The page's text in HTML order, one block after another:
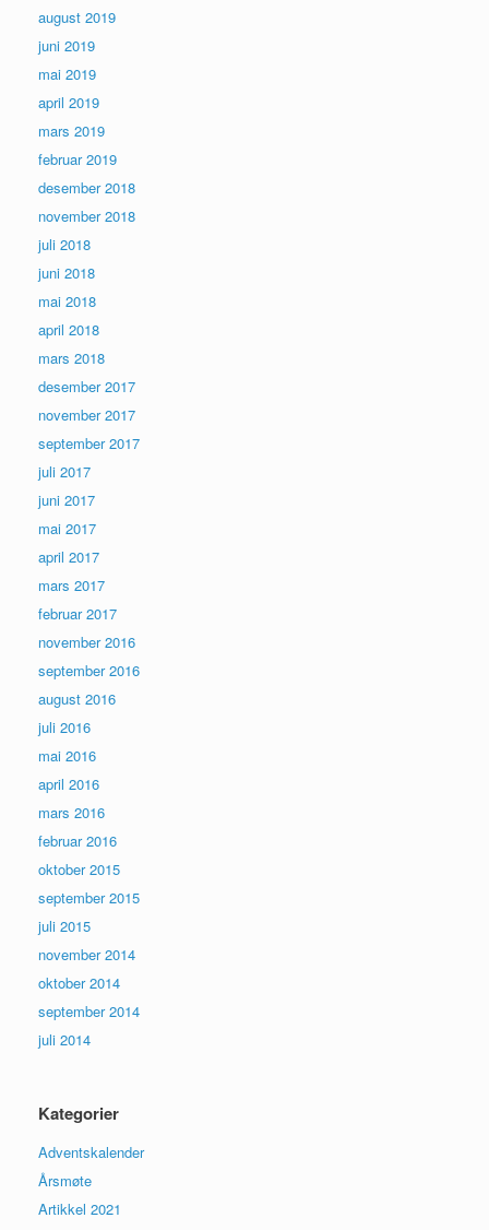
august 2019
juni 2019
mai 2019
april 2019
mars 2019
februar 2019
desember 2018
november 2018
juli 2018
juni 2018
mai 2018
april 2018
mars 2018
desember 2017
november 2017
september 2017
juli 2017
juni 2017
mai 2017
april 2017
mars 2017
februar 2017
november 2016
september 2016
august 2016
juli 2016
mai 2016
april 2016
mars 2016
februar 2016
oktober 2015
september 2015
juli 2015
november 2014
oktober 2014
september 2014
juli 2014
Kategorier
Adventskalender
Årsmøte
Artikkel 2021